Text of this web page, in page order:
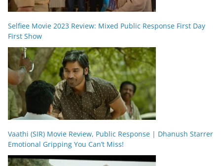
Selfiee Movie 2023 Review: Mixed Public Response First Day
First Show
Vaathi (SIR) Movie Review, Public Response | Dhanush Starrer
Emotional Gripping You Can’t Miss!